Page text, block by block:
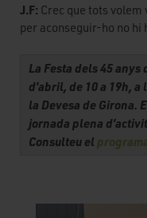
J.F: Crec que tots
per aconseguir-ho no hi
La Festa dels 45
d’abril, de 10 a 19h,
la Devesa de Girona.
jornada plena
Consulteu el